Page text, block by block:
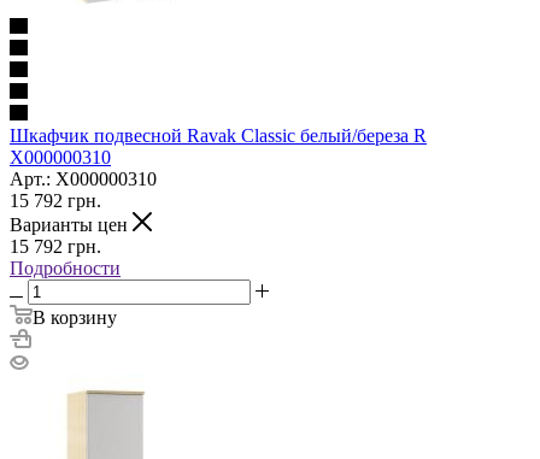
Шкафчик подвесной Ravak Classic белый/береза R
X000000310
Арт.: X000000310
15 792 грн.
Варианты цен
15 792 грн.
Подробности
В корзину